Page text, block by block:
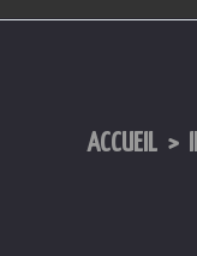
ACCUEIL >